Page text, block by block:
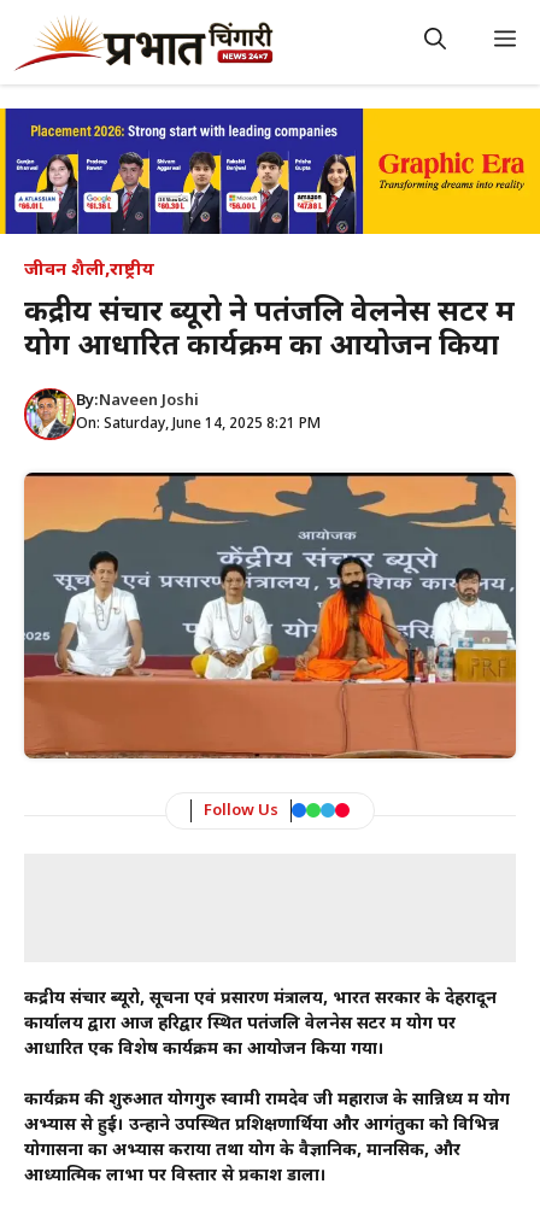
content
जीवन शैली,राष्ट्रीय
केंद्रीय संचार ब्यूरो ने पतंजलि वेलनेस सेंटर में
योग आधारित कार्यक्रम का आयोजन किया
By:Naveen Joshi
On: Saturday, June 14, 2025 8:21 PM
Follow Us
केंद्रीय संचार ब्यूरो, सूचना एवं प्रसारण मंत्रालय, भारत सरकार के देहरादून
कार्यालय द्वारा आज हरिद्वार स्थित पतंजलि वेलनेस सेंटर में योग पर
आधारित एक विशेष कार्यक्रम का आयोजन किया गया।
कार्यक्रम की शुरुआत योगगुरु स्वामी रामदेव जी महाराज के सान्निध्य में योग
अभ्यास से हुई। उन्होंने उपस्थित प्रशिक्षणार्थियों और आगंतुकों को विभिन्न
योगासनों का अभ्यास कराया तथा योग के वैज्ञानिक, मानसिक, और
आध्यात्मिक लाभों पर विस्तार से प्रकाश डाला।